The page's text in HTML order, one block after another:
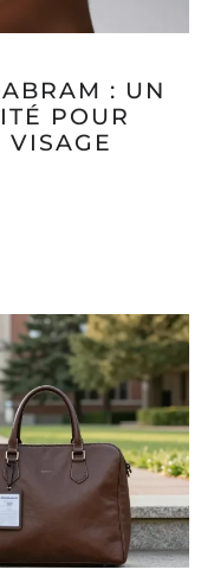
: UN
POUR
VISAGE